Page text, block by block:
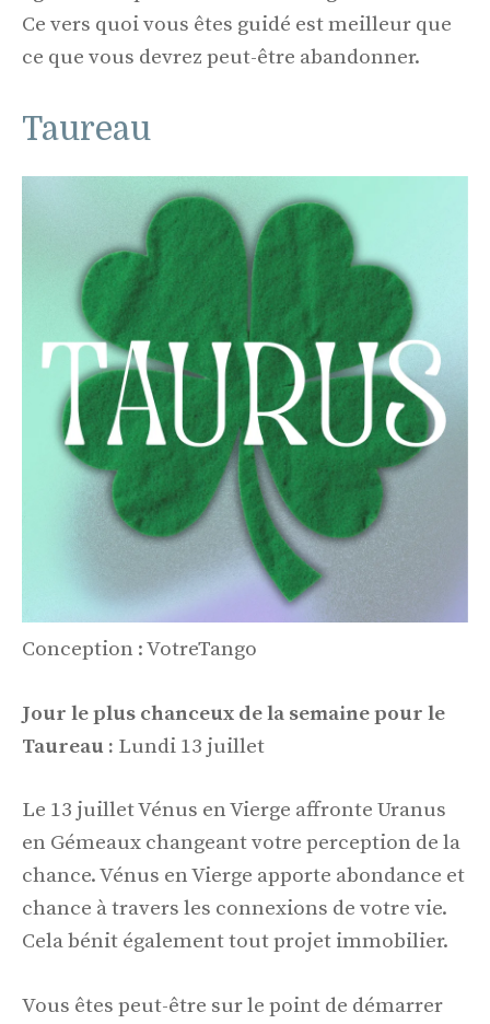
Ce vers quoi vous êtes guidé est meilleur que
ce que vous devrez peut-être abandonner.
Taureau
Conception : VotreTango
Jour le plus chanceux de la semaine pour le
Taureau : Lundi 13 juillet
Le 13 juillet Vénus en Vierge affronte Uranus
en Gémeaux changeant votre perception de la
chance. Vénus en Vierge apporte abondance et
chance à travers les connexions de votre vie.
Cela bénit également tout projet immobilier.
Vous êtes peut-être sur le point de démarrer